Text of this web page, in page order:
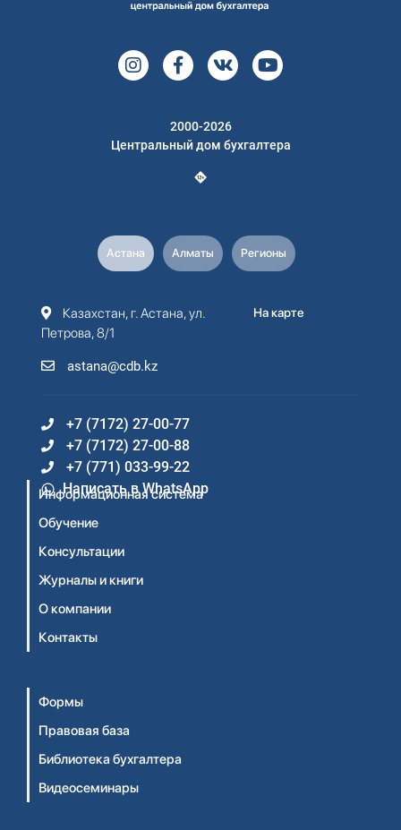
2000-2026
Центральный дом бухгалтера
Астана Алматы Регионы
Казахстан, г. Астана, ул.
Петрова, 8/1
astana@cdb.kz
На карте
+7 (7172) 27-00-77
+7 (7172) 27-00-88
+7 (771) 033-99-22
Написать в WhatsApp
Информационная система
Обучение
Консультации
Журналы и книги
О компании
Контакты
Формы
Правовая база
Библиотека бухгалтера
Видеосеминары